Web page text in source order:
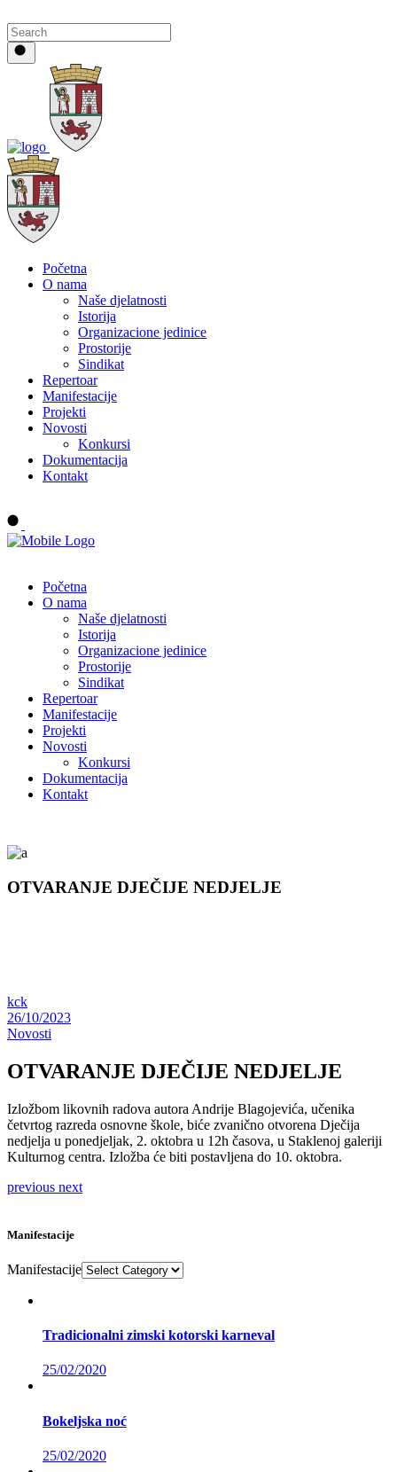
Početna
O nama
Naše djelatnosti
Istorija
Organizacione jedinice
Prostorije
Sindikat
Repertoar
Manifestacije
Projekti
Novosti
Konkursi
Dokumentacija
Kontakt
Početna
O nama
Naše djelatnosti
Istorija
Organizacione jedinice
Prostorije
Sindikat
Repertoar
Manifestacije
Projekti
Novosti
Konkursi
Dokumentacija
Kontakt
OTVARANJE DJEČIJE NEDJELJE
kck
26/10/2023
Novosti
OTVARANJE DJEČIJE NEDJELJE
Izložbom likovnih radova autora Andrije Blagojevića, učenika
četvrtog razreda osnovne škole, biće zvanično otvorena Dječija
nedjelja u ponedjeljak, 2. oktobra u 12h časova, u Staklenoj galeriji
Kulturnog centra. Izložba će biti postavljena do 10. oktobra.
previous next
Manifestacije
Manifestacije
Tradicionalni zimski kotorski karneval
25/02/2020
Bokeljska noć
25/02/2020